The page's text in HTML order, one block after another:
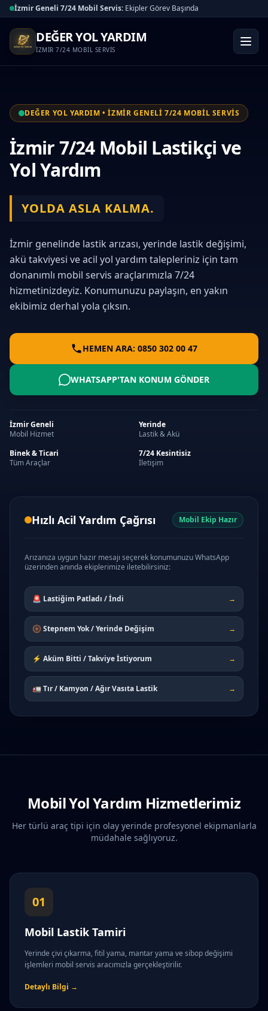
İzmir Geneli 7/24 Mobil Servis: Ekipler Görev Başında
DEĞER YOL YARDIM
İZMİR 7/24 MOBİL SERVİS
DEĞER YOL YARDIM • İZMİR GENELİ 7/24 MOBİL SERVİS
İzmir 7/24 Mobil Lastikçi ve
Yol Yardım
YOLDA ASLA KALMA.
İzmir genelinde lastik arızası, yerinde lastik değişimi,
akü takviyesi ve acil yol yardım talepleriniz için tam
donanımlı mobil servis araçlarımızla 7/24
hizmetinizdeyiz. Konumunuzu paylaşın, en yakın
ekibimiz derhal yola çıksın.
HEMEN ARA: 0850 302 00 47
WHATSAPP'TAN KONUM GÖNDER
İzmir Geneli
Mobil Hizmet
Yerinde
Lastik & Akü
Binek & Ticari
Tüm Araçlar
7/24 Kesintisiz
İletişim
Hızlı Acil Yardım Çağrısı Mobil Ekip Hazır
Arızanıza uygun hazır mesajı seçerek konumunuzu WhatsApp
üzerinden anında ekiplerimize iletebilirsiniz:
🚨 Lastiğim Patladı / İndi →
🛞 Stepnem Yok / Yerinde Değişim →
⚡ Aküm Bitti / Takviye İstiyorum →
🚛 Tır / Kamyon / Ağır Vasıta Lastik →
Mobil Yol Yardım Hizmetlerimiz
Her türlü araç tipi için olay yerinde profesyonel ekipmanlarla
müdahale sağlıyoruz.
01
Mobil Lastik Tamiri
Yerinde çivi çıkarma, fitil yama, mantar yama ve sibop değişimi
işlemleri mobil servis aracımızla gerçekleştirilir.
Detaylı Bilgi →